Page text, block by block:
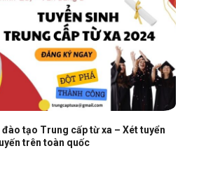
tạo Trung cấp từ xa – Xét tuyển
trên toàn quốc